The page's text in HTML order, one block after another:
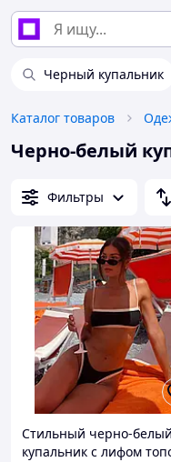
Черный купальник
Каталог товаров
Черно-белый
Фильтры
Стильный черно-белый
купальник с лифом